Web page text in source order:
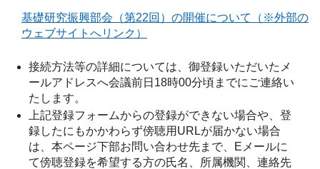
基礎研究振興部会（第22回）の開催について（※外部の
ウェブサイトへリンク）
接続方法等の詳細については、御登録いただいたメ
ールアドレスへ会議前日18時00分頃までにご連絡い
たします。
上記登録フォームからの登録ができない場合や、登
録したにもかかわらず傍聴用URLが届かない場合
は、本ページ下部お問い合わせ先まで、Eメールに
て傍聴登録を希望する方の氏名、所属機関、連絡先